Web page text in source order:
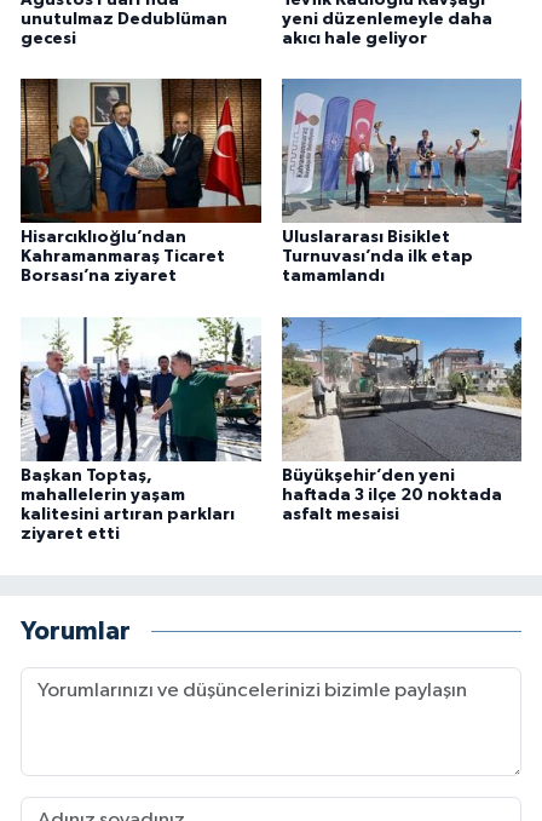
unutulmaz Dedublüman
gecesi
yeni düzenlemeyle daha
akıcı hale geliyor
Hisarcıklıoğlu’ndan
Kahramanmaraş Ticaret
Borsası’na ziyaret
Uluslararası Bisiklet
Turnuvası’nda ilk etap
tamamlandı
Başkan Toptaş,
mahallelerin yaşam
kalitesini artıran parkları
ziyaret etti
Büyükşehir’den yeni
haftada 3 ilçe 20 noktada
asfalt mesaisi
Yorumlar